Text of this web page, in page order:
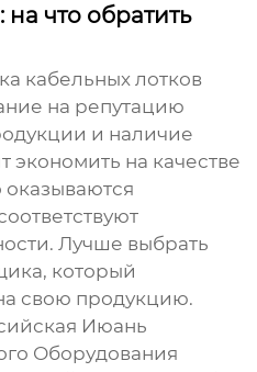
что обратить
кабельных лотков
на репутацию
и наличие
экономить на качестве
оказываются
Лучше выбрать
который
свою продукцию.
Июань
Оборудования